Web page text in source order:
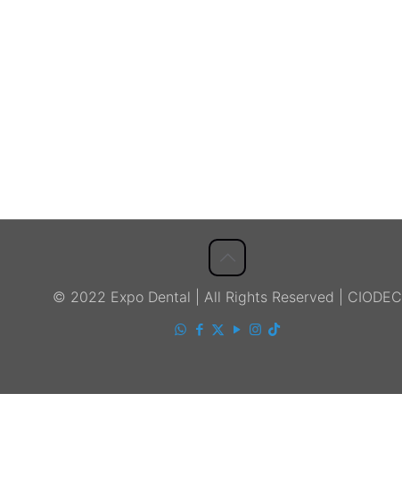
© 2022 Expo Dental | All Rights Reserved | CIODEC